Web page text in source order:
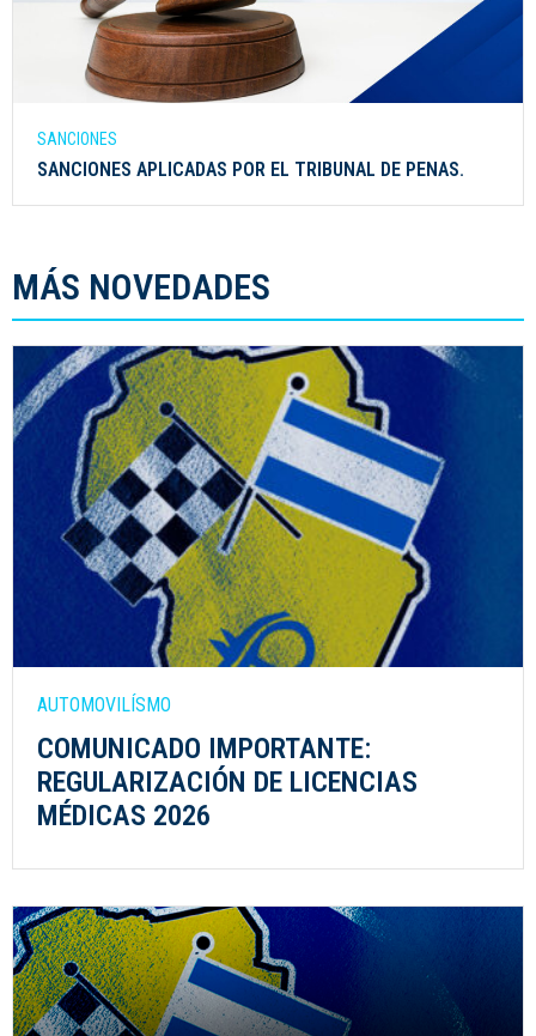
SANCIONES
SANCIONES APLICADAS POR EL TRIBUNAL DE PENAS.
MÁS NOVEDADES
AUTOMOVILÍSMO
COMUNICADO IMPORTANTE:
REGULARIZACIÓN DE LICENCIAS
MÉDICAS 2026